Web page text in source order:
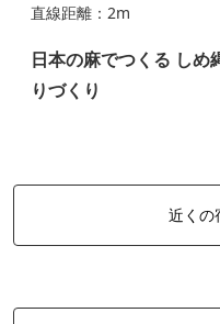
直線距離：2m
日本の麻でつくる しめ
りづくり
近くの